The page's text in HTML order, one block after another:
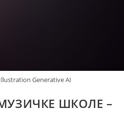
Generative AI
ШКОЛЕ –